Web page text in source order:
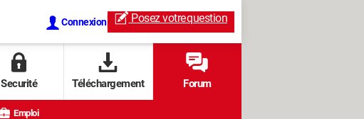
Connexion Posez votrequestion
Securité Téléchargement Forum
Emploi